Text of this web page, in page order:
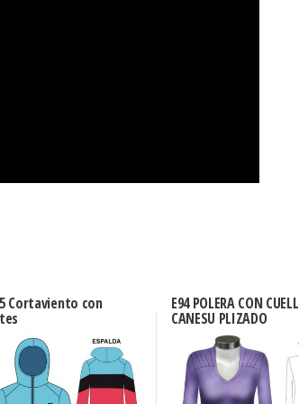
Cortaviento con E94 POLERA CON
CANESU PLIZADO